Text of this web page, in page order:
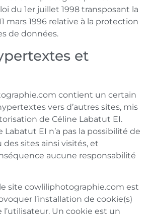
du 1er juillet 1998 transposant la
mars 1996 relative à la protection
de données.
et
contient un certain
vers d’autres sites, mis
de Céline Labatut EI.
Labatut EI n’a pas la possibilité de
sites ainsi visités, et
aucune responsabilité
site cowliliphotographie.com est
l’installation de cookie(s)
l’utilisateur. Un cookie est un